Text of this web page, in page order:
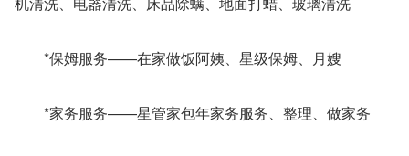
*保姆服务——在家做饭阿姨、星级保姆、月嫂
*家务服务——星管家包年家务服务、整理、做家务